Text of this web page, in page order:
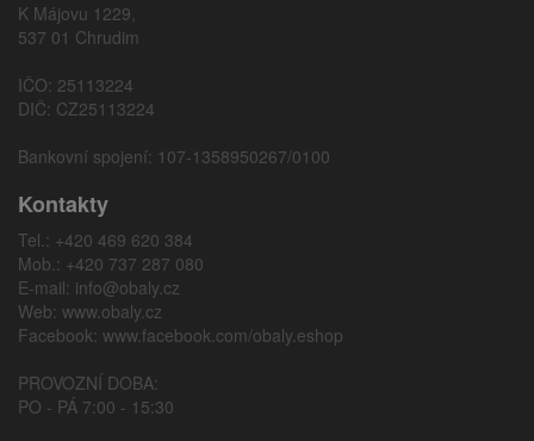
K Májovu 1229,
537 01 Chrudim
IČO: 25113224
DIČ: CZ25113224
Bankovní spojení: 107-1358950267/0100
Kontakty
Tel.: +420 469 620 384
Mob.: +420 737 287 080
E-mail: info@obaly.cz
Web: www.obaly.cz
Facebook: www.facebook.com/obaly.eshop
PROVOZNÍ DOBA:
PO - PÁ 7:00 - 15:30